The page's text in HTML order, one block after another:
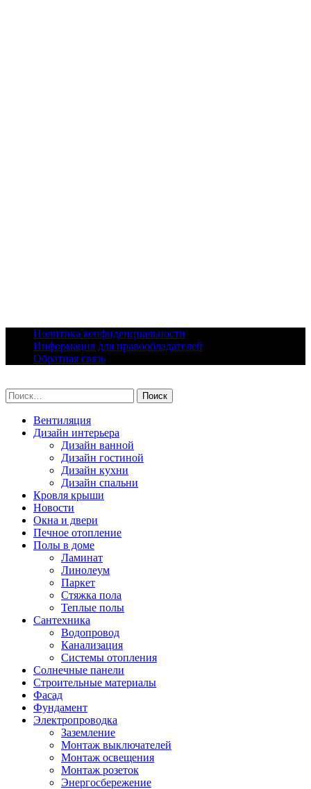
content
Политика конфиденциальности
Информация для правообладателей
Обратная связь
Найти:
Вентиляция
Дизайн интерьера
Дизайн ванной
Дизайн гостиной
Дизайн кухни
Дизайн спальни
Кровля крыши
Новости
Окна и двери
Печное отопление
Полы в доме
Ламинат
Линолеум
Паркет
Стяжка пола
Теплые полы
Сантехника
Водопровод
Канализация
Системы отопления
Солнечные панели
Строительные материалы
Фасад
Фундамент
Электропроводка
Заземление
Монтаж выключателей
Монтаж освещения
Монтаж розеток
Энергосбережение